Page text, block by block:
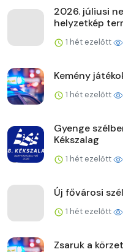
2026. júliusi
helyzetkép
1 hét ezelőtt
Kemény
1 hét ezelőtt
Gyenge
Kékszalag
1 hét ezelőtt
Új fővárosi
1 hét ezelőtt
Zsaruk a